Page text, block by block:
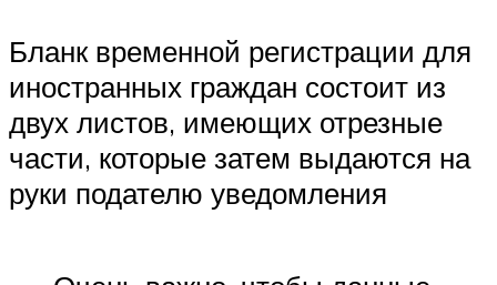
Бланк временной регистрации для
иностранных граждан состоит из
двух листов, имеющих отрезные
части, которые затем выдаются на
руки подателю уведомления